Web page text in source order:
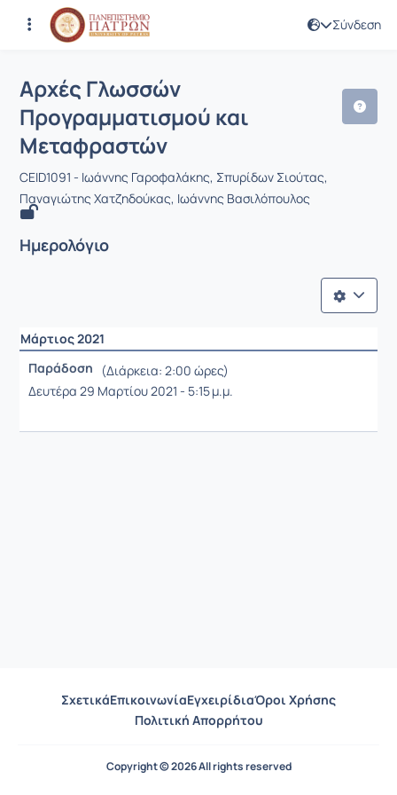
Σύνδεση
Μάθημα : Αρχές Γλωσσών
Κωδικός : CEID1091
Αρχές Γλωσσών
Προγραμματισμού και
Μεταφραστών
CEID1091 - Ιωάννης Γαροφαλάκης, Σπυρίδων Σιούτας,
Παναγιώτης Χατζηδούκας, Ιωάννης Βασιλόπουλος
Ημερολόγιο
Μάρτιος 2021
Παράδοση (Διάρκεια: 2:00 ώρες)
Δευτέρα 29 Μαρτίου 2021 - 5:15 μ.μ.
ΣχετικάΕπικοινωνίαΕγχειρίδιαΌροι Χρήσης
Πολιτική Απορρήτου
Copyright © 2026 All rights reserved